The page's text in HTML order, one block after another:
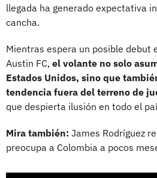
llegada ha generado expectativa
cancha.
Mientras espera un posible debut
Austin FC, el volante no solo
Estados Unidos, sino que
tendencia fuera del terreno de
que despierta ilusión en todo el
Mira también: James Rodríguez
preocupa a Colombia a pocos